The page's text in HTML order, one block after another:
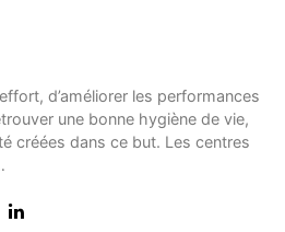
d’améliorer les performances
une bonne hygiène de vie,
créées dans ce but. Les centres